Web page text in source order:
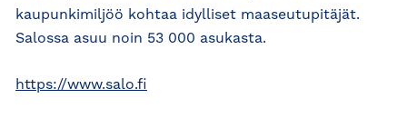
kaupunkimiljöö kohtaa idylliset maaseutupitäjät.
Salossa asuu noin 53 000 asukasta.
https://www.salo.fi